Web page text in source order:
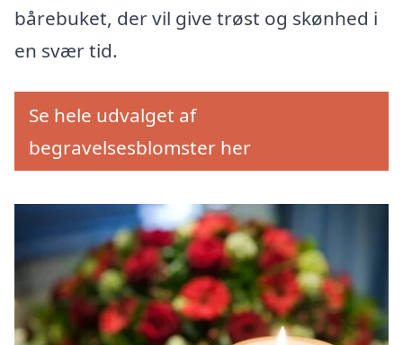
bårebuket, der vil give trøst og skønhed i
en svær tid.
Se hele udvalget af
begravelsesblomster her